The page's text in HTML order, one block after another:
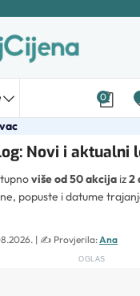
0
Novi i aktualni
više od 50 akcija iz2
popuste i datume
| ✍️ Provjerila:Ana
OGLAS